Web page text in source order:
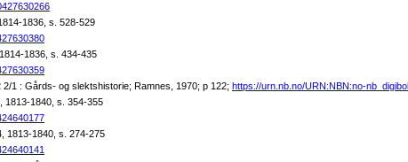
1836, s. 528-529
1836, s. 434-435
1 : Gårds- og slektshistorie; Ramnes, 1970; p 122; https://urn.nb.no/URN:NBN:no-
1813-1840, s. 354-355
1813-1840, s. 274-275